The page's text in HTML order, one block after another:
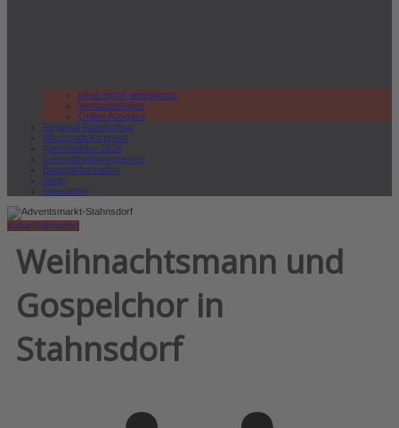
lokal.report abonnieren
Verkaufsstellen
Online Ausgabe
Regional Rundschau
Wirtschaft.Kompakt
Karriereleiter 2026
Gesundheitswegweiser
Bürgerinformation
Shop
Newsletter
KulturStahnsdorf
Weihnachtsmann und
Gospelchor in
Stahnsdorf